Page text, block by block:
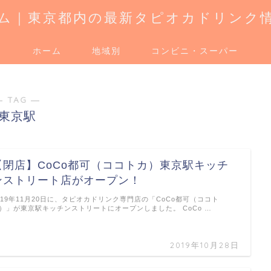
｜東京都内の最新タピオカドリンク
ホーム 地域別 コンビニ・スーパー
TAG ―
京駅
閉店】CoCo都可（ココトカ）東京駅キッチ
ストリート店がオープン！
2019年10月28日
年11月20日に、タピオカドリンク専門店の「CoCo都可（ココト
」が東京駅キッチンストリートにオープンしました。 CoCo …